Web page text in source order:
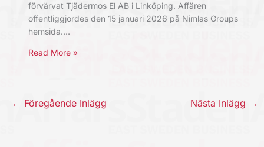
förvärvat Tjädermos El AB i Linköping. Affären
offentliggjordes den 15 januari 2026 på Nimlas Groups
hemsida.…
Read More »
← Föregående Inlägg Nästa Inlägg →